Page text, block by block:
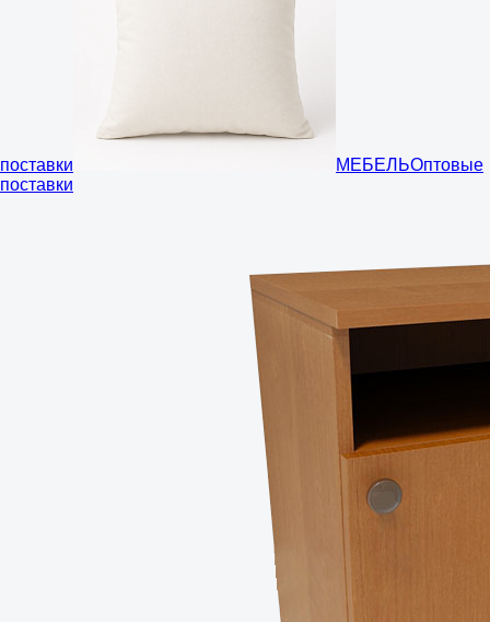
поставки МЕБЕЛЬОптовые
поставки